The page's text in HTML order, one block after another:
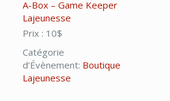
A-Box – Game Keeper
Lajeunesse
Prix : 10$
Catégorie
d’Évènement: Boutique
Lajeunesse